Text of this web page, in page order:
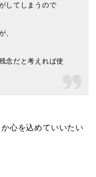
してしまうので
、
念だと考えれば使
心を込めていいたい